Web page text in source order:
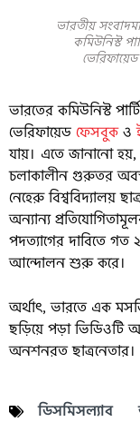
ভারতীয়
কমিউনিস্ট
ভারতের কমিউনিস্ট
ভেরিফায়েড ফেসবুকও
যায়। এতে জানানো হয়,
চলাকালীন গুরুতর
নেহেরু বিশ্ববিদ্যালয়
অন্যান্য
পদত্যাগের দাবিতে
আন্দোলন শুরু করে।
অর্থাৎ, ভারতে এক
ছড়িয়ে পড়া ভিডিওটি
অনশনরত ছাত্রনেতার।
ডিসমিসল্যাব